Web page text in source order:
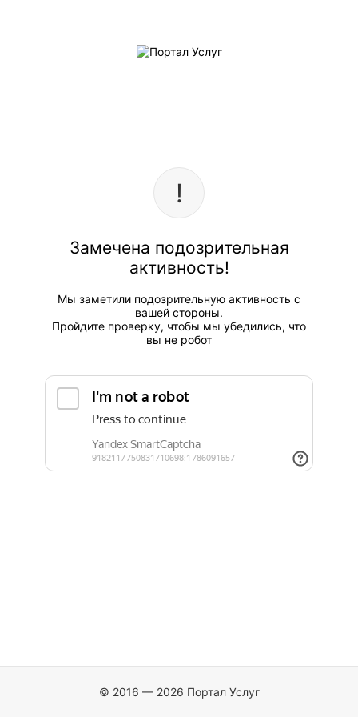
Замечена подозрительная
активность!
Мы заметили подозрительную активность с
вашей стороны.
Пройдите проверку, чтобы мы убедились, что
вы не робот
© 2016 — 2026 Портал Услуг